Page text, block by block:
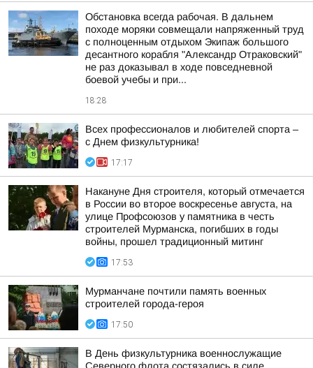
Обстановка всегда рабочая. В дальнем
походе моряки совмещали напряженный труд
с полноценным отдыхом Экипаж большого
десантного корабля "Александр Отраковский"
не раз доказывал в ходе повседневной
боевой учебы и при...
18:28
Всех профессионалов и любителей спорта –
с Днем физкультурника!
17:17
Накануне Дня строителя, который отмечается
в России во второе воскресенье августа, на
улице Профсоюзов у памятника в честь
строителей Мурманска, погибших в годы
войны, прошел традиционный митинг
17:53
Мурманчане почтили память военных
строителей города-героя
17:50
В День физкультурника военнослужащие